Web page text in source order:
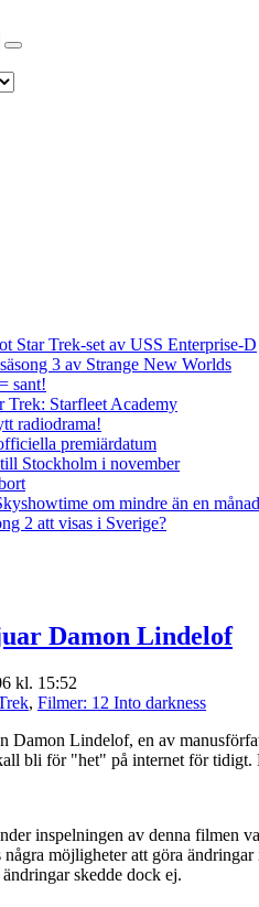
Star Trek-set av USS Enterprise-D
3 av Strange New Worlds
sant!
Trek: Starfleet Academy
radiodrama!
premiärdatum
Stockholm i november
om mindre än en månad
2 att visas i Sverige?
Damon Lindelof
kl. 15:52
, Filmer: 12 Into darkness
Damon Lindelof, en av
bli för "het" på internet för tidigt.
inspelningen av denna filmen
möjligheter att göra
skedde dock ej.